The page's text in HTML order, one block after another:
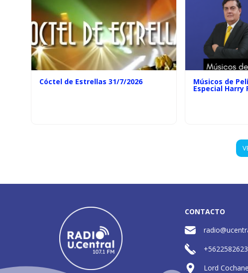
Cóctel de Estrellas 31/7/2026 Músicos de
Especial Harry
CONTACTO
Lord